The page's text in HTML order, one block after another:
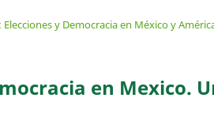
y Democracia en México y
en Mexico.